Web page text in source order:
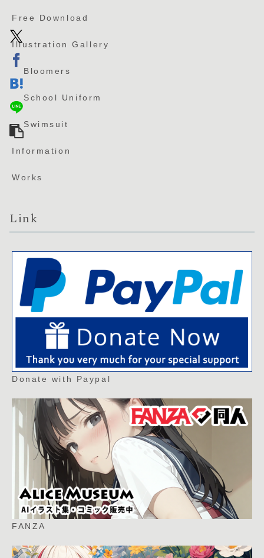
Free Download
Illustration Gallery
Bloomers
School Uniform
Swimsuit
Information
Works
Link
Donate with Paypal
FANZA